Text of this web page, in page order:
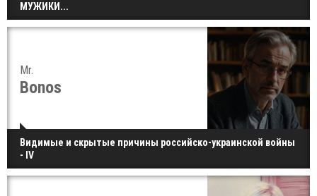
МУЖИКИ...
Mr.
Bonos
Видимые и скрытые причины российско-украинской войны
- IV